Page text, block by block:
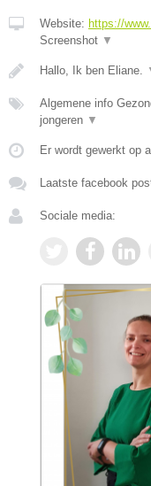
Website: https://
Screenshot ▼
Hallo, Ik ben Eliane.
Algemene info
jongeren ▼
Er wordt gewerkt op
Laatste facebook
Sociale media: